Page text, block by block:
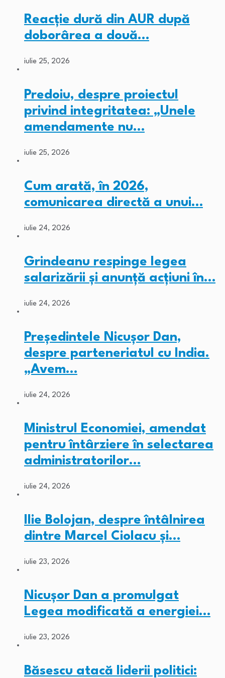
Reacție dură din AUR după
doborârea a două…
iulie 25, 2026
Predoiu, despre proiectul
privind integritatea: „Unele
amendamente nu…
iulie 25, 2026
Cum arată, în 2026,
comunicarea directă a unui…
iulie 24, 2026
Grindeanu respinge legea
salarizării și anunță acțiuni în…
iulie 24, 2026
Președintele Nicușor Dan,
despre parteneriatul cu India.
„Avem…
iulie 24, 2026
Ministrul Economiei, amendat
pentru întârziere în selectarea
administratorilor…
iulie 24, 2026
Ilie Bolojan, despre întâlnirea
dintre Marcel Ciolacu și…
iulie 23, 2026
Nicușor Dan a promulgat
Legea modificată a energiei…
iulie 23, 2026
Băsescu atacă liderii politici: